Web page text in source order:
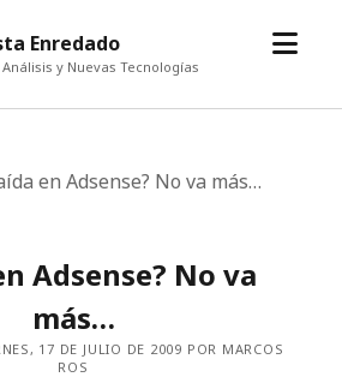
Enredado
y Nuevas Tecnologías
abrir
en Adsense? No va más…
Adsense? No va
más…
17 DE JULIO DE 2009 POR MARCOS
ROS